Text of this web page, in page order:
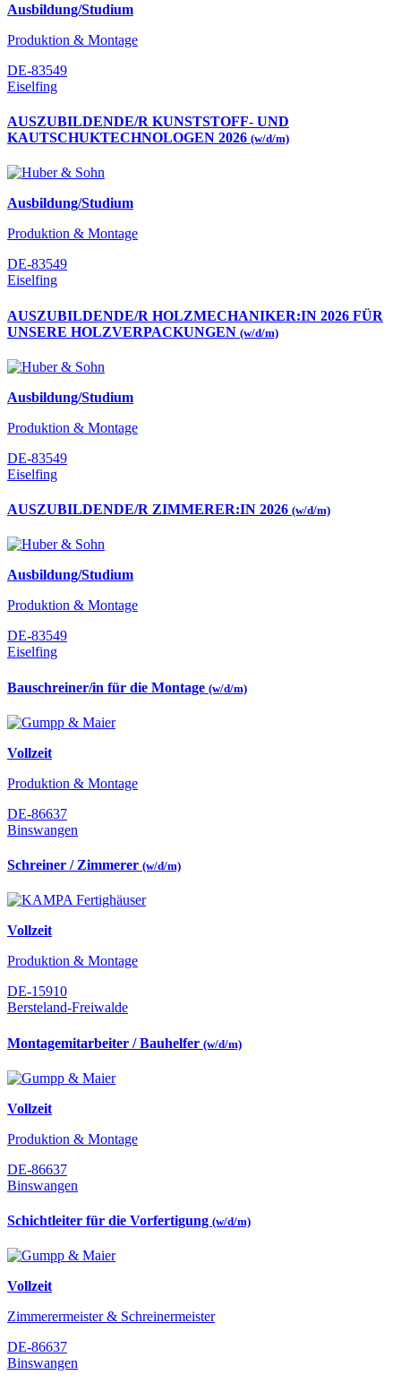
Ausbildung/Studium
Produktion & Montage
DE-83549
Eiselfing
AUSZUBILDENDE/R KUNSTSTOFF- UND
KAUTSCHUKTECHNOLOGEN 2026 (w/d/m)
Ausbildung/Studium
Produktion & Montage
DE-83549
Eiselfing
AUSZUBILDENDE/R HOLZMECHANIKER:IN 2026 FÜR
UNSERE HOLZVERPACKUNGEN (w/d/m)
Ausbildung/Studium
Produktion & Montage
DE-83549
Eiselfing
AUSZUBILDENDE/R ZIMMERER:IN 2026 (w/d/m)
Ausbildung/Studium
Produktion & Montage
DE-83549
Eiselfing
Bauschreiner/in für die Montage (w/d/m)
Vollzeit
Produktion & Montage
DE-86637
Binswangen
Schreiner / Zimmerer (w/d/m)
Vollzeit
Produktion & Montage
DE-15910
Bersteland-Freiwalde
Montagemitarbeiter / Bauhelfer (w/d/m)
Vollzeit
Produktion & Montage
DE-86637
Binswangen
Schichtleiter für die Vorfertigung (w/d/m)
Vollzeit
Zimmerermeister & Schreinermeister
DE-86637
Binswangen